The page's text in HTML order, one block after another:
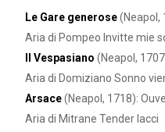
Le Gare generose(Neapol,
Aria di Pompeo Invitte mie
Il Vespasiano (Neapol,
Aria di Domiziano Sonno
Arsace(Neapol, 1718):
Aria di Mitrane Tender lacci